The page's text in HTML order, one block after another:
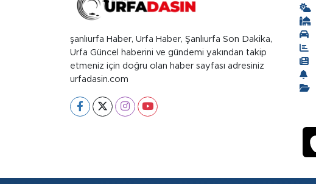
şanlıurfa Haber, Urfa Haber, Şanlıurfa Son Dakika,
Urfa Güncel haberini ve gündemi yakından takip
etmeniz için doğru olan haber sayfası adresiniz
urfadasin.com